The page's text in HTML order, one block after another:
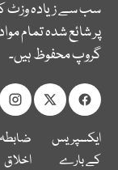
سب سے زیادہ وزٹ
پر شائع شدہ تمام
گروپ محفوظ ہیں۔
ایکسپریس
کے بارے
ضابطہ
اخلاق